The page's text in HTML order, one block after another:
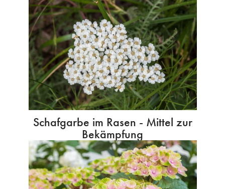
Schafgarbe im Rasen - Mittel zur
Bekämpfung